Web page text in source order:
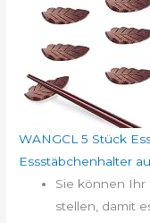
WANGCL 5 Stück
Essstäbchenhalter
Sie können Ihr
stellen, damit